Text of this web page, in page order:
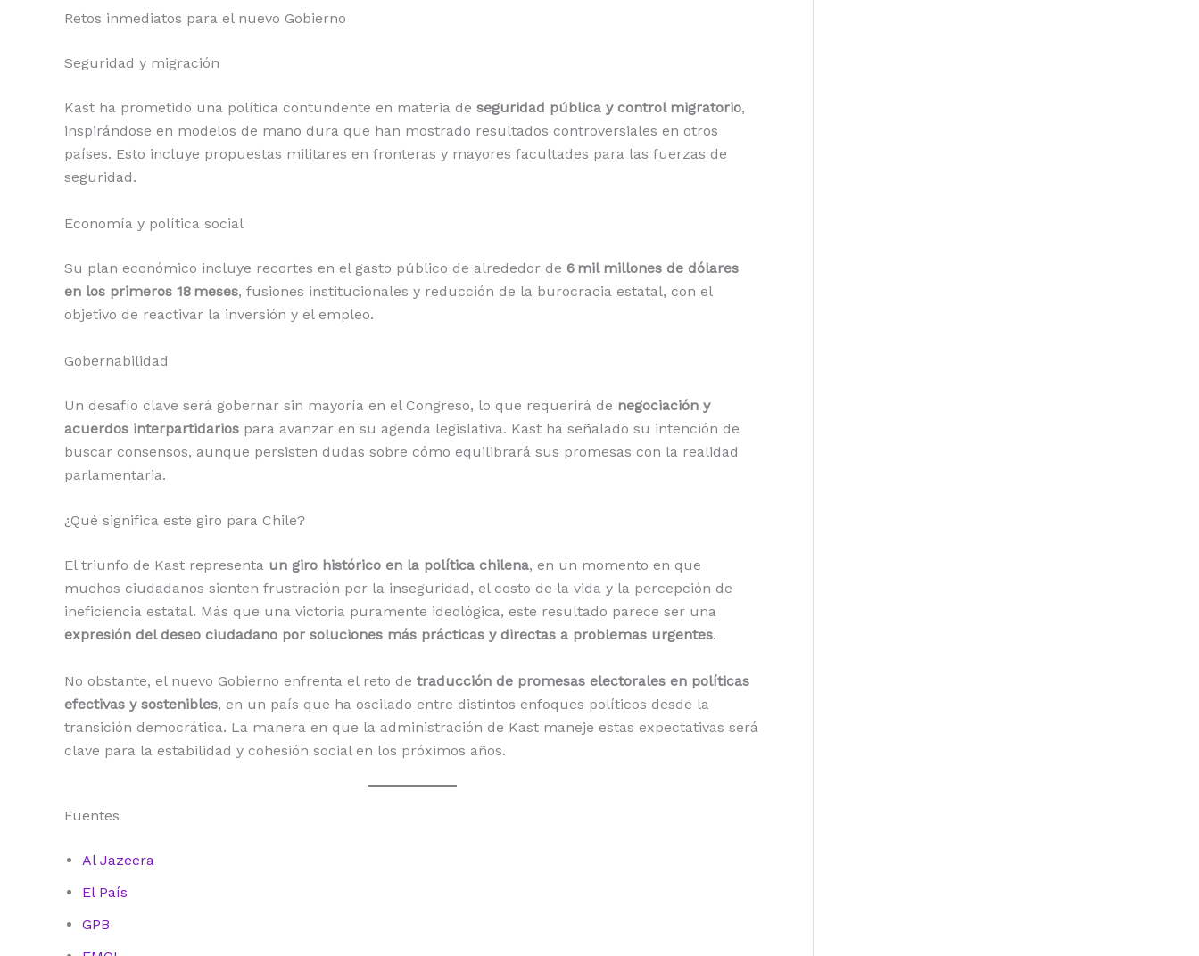
Retos inmediatos para el nuevo Gobierno
Seguridad y migración
Kast ha prometido una política contundente en materia de seguridad pública y control migratorio,
inspirándose en modelos de mano dura que han mostrado resultados controversiales en otros
países. Esto incluye propuestas militares en fronteras y mayores facultades para las fuerzas de
seguridad.
Economía y política social
Su plan económico incluye recortes en el gasto público de alrededor de 6 mil millones de dólares
en los primeros 18 meses, fusiones institucionales y reducción de la burocracia estatal, con el
objetivo de reactivar la inversión y el empleo.
Gobernabilidad
Un desafío clave será gobernar sin mayoría en el Congreso, lo que requerirá de negociación y
acuerdos interpartidarios para avanzar en su agenda legislativa. Kast ha señalado su intención de
buscar consensos, aunque persisten dudas sobre cómo equilibrará sus promesas con la realidad
parlamentaria.
¿Qué significa este giro para Chile?
El triunfo de Kast representa un giro histórico en la política chilena, en un momento en que
muchos ciudadanos sienten frustración por la inseguridad, el costo de la vida y la percepción de
ineficiencia estatal. Más que una victoria puramente ideológica, este resultado parece ser una
expresión del deseo ciudadano por soluciones más prácticas y directas a problemas urgentes.
No obstante, el nuevo Gobierno enfrenta el reto de traducción de promesas electorales en políticas
efectivas y sostenibles, en un país que ha oscilado entre distintos enfoques políticos desde la
transición democrática. La manera en que la administración de Kast maneje estas expectativas será
clave para la estabilidad y cohesión social en los próximos años.
Fuentes
Al Jazeera
El País
GPB